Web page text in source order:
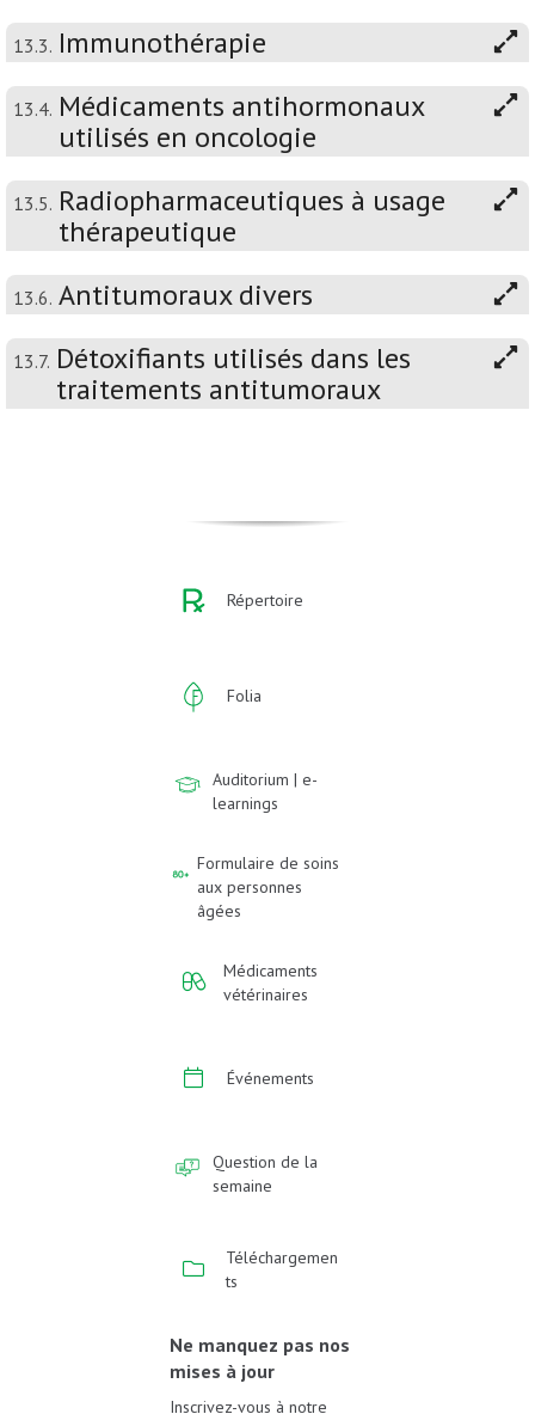
13.3. Immunothérapie
13.4. Médicaments antihormonaux
utilisés en oncologie
13.5. Radiopharmaceutiques à usage
thérapeutique
13.6. Antitumoraux divers
13.7. Détoxifiants utilisés dans les
traitements antitumoraux
Répertoire
Folia
Auditorium | e-
learnings
Formulaire de soins
aux personnes
âgées
Médicaments
vétérinaires
Événements
Question de la
semaine
Téléchargemen
ts
Ne manquez pas nos
mises à jour
Inscrivez-vous à notre